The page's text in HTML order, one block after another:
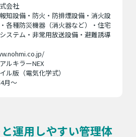
会社
知設備・防火・防排煙設備・消火設
各種防災機器（消火器など）・住宅
ステム・非常用放送設備・避難誘導
ルキラーNEX
版（電気化学式）
月〜
運用しやすい管理体